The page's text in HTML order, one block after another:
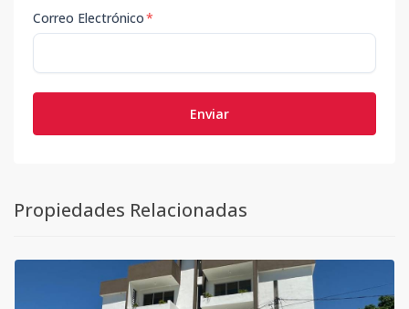
Correo Electrónico*
Enviar
Propiedades Relacionadas